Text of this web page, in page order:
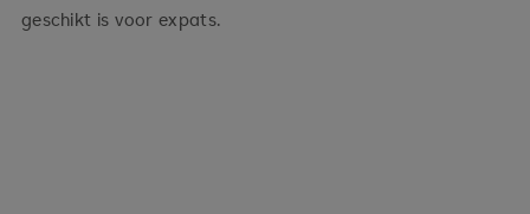
geschikt is voor expats.